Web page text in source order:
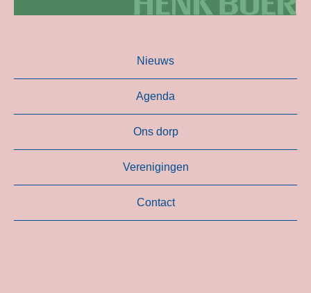
Nieuws
Agenda
Ons dorp
Verenigingen
Contact